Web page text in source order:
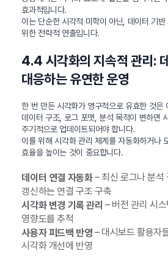
효과적입니다.
이는 단순한 시각적 미학이 아닌, 데이터 기반
위한 전략적 연출입니다.
4.4 시각화의 지속적 관리:
대응하는 유연한 운영
한 번 만든 시각화가 영구적으로 유효한 것은
데이터 구조, 로그 포맷, 분석 목적이 변하면
주기적으로 업데이트되어야 합니다.
이를 위해 시각화 관리 체계를 자동화하거나
효율을 높이는 것이 중요합니다.
데이터 연결 자동화– 최신 로그나 분석
갱신하는 연결 구조 구축
시각화 변경 기록 관리 – 버전 관리 시
영향도를 추적
사용자 피드백 반영 – 대시보드 활용자
시각화 개선에 반영